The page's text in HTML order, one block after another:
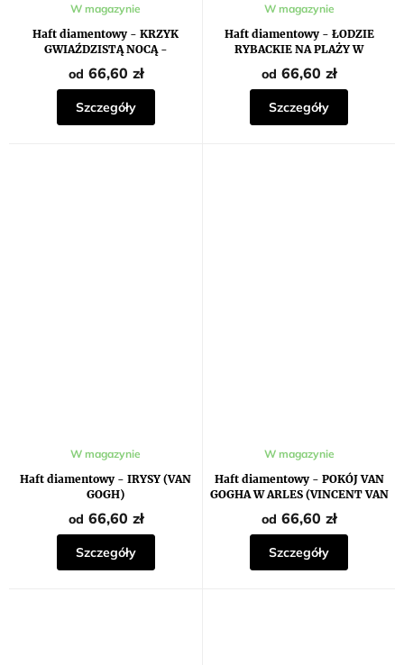
Haft diamentowy - KRZYK
GWIAŹDZISTĄ NOCĄ -
W magazynie
od 66,60 zł
Szczegóły
Haft diamentowy - ŁODZIE
RYBACKIE NA PLAŻY W
(VINCENT VAN GOGH)
Średnia
ocena
produktu
wynosi
5,0
na
5
gwiazdek.
W magazynie
od 66,60 zł
Szczegóły
Haft diamentowy - IRYSY (VAN
GOGH)
Średnia
ocena
produktu
wynosi
5,0
na
5
gwiazdek.
W magazynie
od 66,60 zł
Szczegóły
Haft diamentowy - POKÓJ VAN
GOGHA W ARLES (VINCENT VAN
W magazynie
od 66,60 zł
Szczegóły